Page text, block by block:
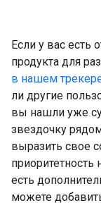
Если у вас есть
продукта для
в нашем
ли другие
вы нашли уже
звездочку
выразить свое
есть
можете